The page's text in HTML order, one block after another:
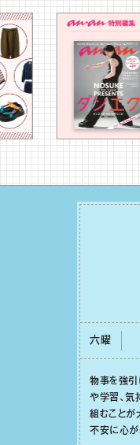
六曜
物事を強引
や学習、気
組むことが
不安に⼼が